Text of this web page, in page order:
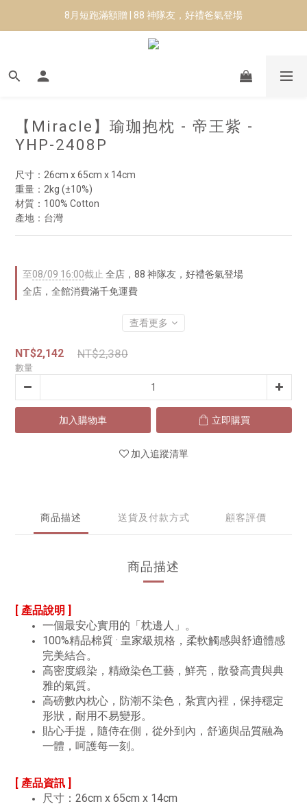
8月短跑滿額贈 | 88 神隊友，好禮爸氣登場
8月短跑滿額贈 | 88 神隊友，好禮爸氣登場
✨CURARING-韓國多功能深層按摩環｜新品預購88折！✨
Manduka-跟著青蛙去旅行｜快閃第二站-台南
【Miracle】瑜珈抱枕 - 帝王紫 -
YHP-2408P
尺寸：26cm x 65cm x 14cm
重量：2kg (±10%)
材質：100% Cotton
產地：台灣
至08/09 16:00截止 全店，88 神隊友，好禮爸氣登場
全店，全館消費滿千免運費
查看更多
NT$2,142 NT$2,380
數量
加入購物車 立即購買
加入追蹤清單
商品描述 送貨及付款方式 顧客評價
商品描述
[ 產品說明 ]
一個最安心實用的「枕邊人」。
100%精品棉質 · 皇家級規格，柔軟觸感與舒適體感
完美結合。
高密度緞染，精緻染色工藝，鮮亮，散發高貴與典
雅的氣質。
高磅數內枕心，防潮不染色，紮實內裡，保持穩定
形狀，耐用不易變形。
貼心手提，隨侍在側，從外到內，舒適與品質融為
一體，呵護每一刻。
[ 產品資訊 ]
尺寸：26cm x 65cm x 14cm